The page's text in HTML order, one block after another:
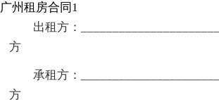
广州租房合同1
出租方：
方
承租方：
方